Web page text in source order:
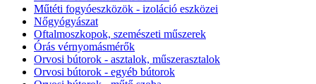
Műtéti fogyóeszközök - izoláció eszközei
Nőgyógyászat
Oftalmoszkopok, szemészeti műszerek
Órás vérnyomásmérők
Orvosi bútorok - asztalok, műszerasztalok
Orvosi bútorok - egyéb bútorok